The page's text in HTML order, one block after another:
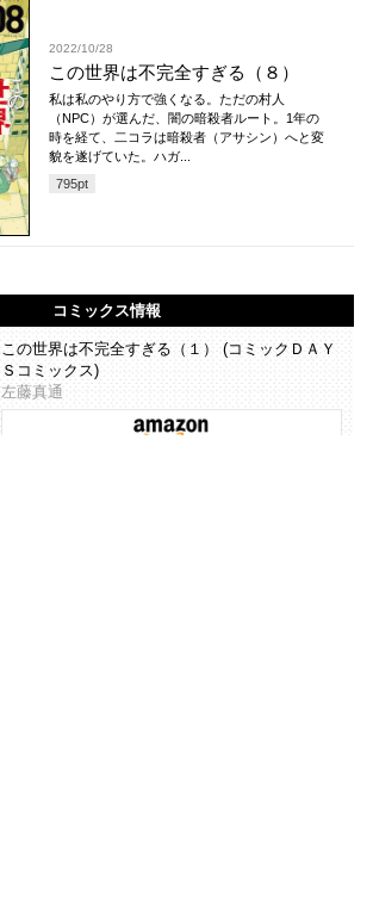
2022/10/28
この世界は不完全すぎる（８）
私は私のやり方で強くなる。ただの村人
（NPC）が選んだ、闇の暗殺者ルート。1年の
時を経て、二コラは暗殺者（アサシン）へと変
貌を遂げていた。ハガ...
795pt
コミックス情報
この世界は不完全すぎる（１） (コミックＤＡＹ
Ｓコミックス)
左藤真通